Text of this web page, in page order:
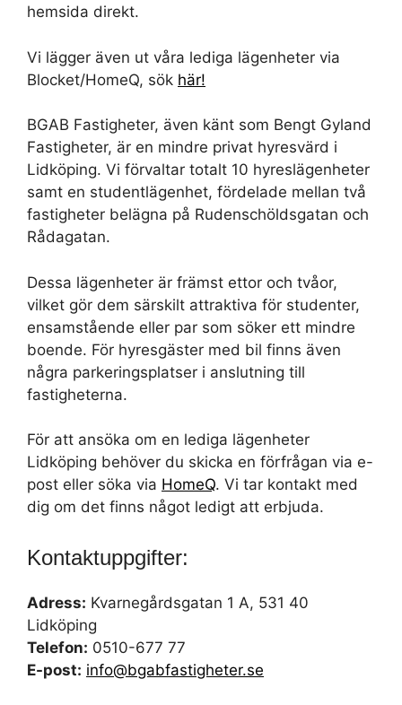
hemsida direkt.
Vi lägger även ut våra lediga lägenheter via
Blocket/HomeQ, sök här!
BGAB Fastigheter, även känt som Bengt Gyland
Fastigheter, är en mindre privat hyresvärd i
Lidköping. Vi förvaltar totalt 10 hyreslägenheter
samt en studentlägenhet, fördelade mellan två
fastigheter belägna på Rudenschöldsgatan och
Rådagatan.
Dessa lägenheter är främst ettor och tvåor,
vilket gör dem särskilt attraktiva för studenter,
ensamstående eller par som söker ett mindre
boende. För hyresgäster med bil finns även
några parkeringsplatser i anslutning till
fastigheterna.
För att ansöka om en lediga lägenheter
Lidköping behöver du skicka en förfrågan via e-
post eller söka via HomeQ. Vi tar kontakt med
dig om det finns något ledigt att erbjuda.
Kontaktuppgifter:
Adress: Kvarnegårdsgatan 1 A, 531 40
Lidköping
Telefon: 0510-677 77
E-post: info@bgabfastigheter.se